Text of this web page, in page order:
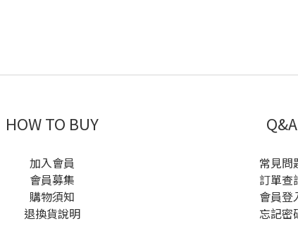
HOW TO BUY
加入會員
會員募集
購物須知
退換貨說明
Q&A
常見問
訂單查
會員登
忘記密